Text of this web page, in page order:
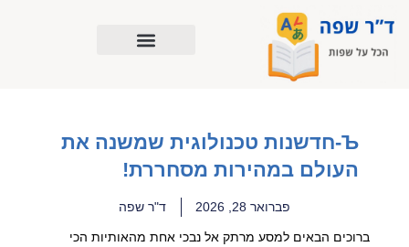
לתוכן
Ъ-חדשנות טכנולוגית שמשנה את
העולם במהירות מסחררת!
פברואר 28, 2026 ד"ר שפה
ברוכים הבאים למסע מרתק אל נבכי אחת מהאותיות הכי